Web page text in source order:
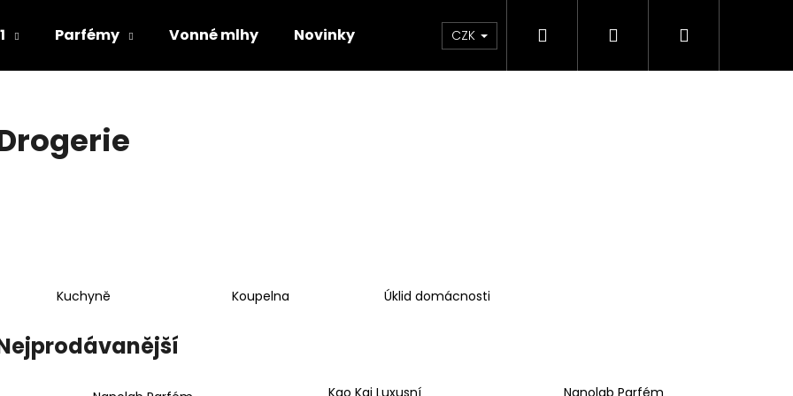
Parfémy Vonné mlhy Novinky Pleť Dárkové Balení
CZK Hledat PřihlášeníNákupní
Kuchyně Koupelna Úklid domácnosti